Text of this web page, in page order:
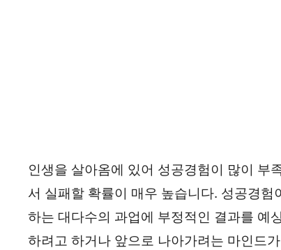
인생을 살아옴에 있어 성공경험이 많이 부
서 실패할 확률이 매우 높습니다. 성공경
하는 대다수의 과업에 부정적인 결과를 예
하려고 하거나 앞으로 나아가려는 마인드